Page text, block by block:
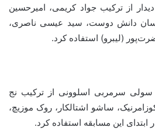
دیدار از ترکیب جواد کریمی، امیرحسین
دانش دوست، سید عیسی ناصری،
(لیبرو) استفاده کرد.
سولی سرمربی اسلوونی از ترکیب نج
کوزامرنیک، ساشو اشتالکار، روک موزیچ،
ابتدای این مسابقه استفاده کرد.